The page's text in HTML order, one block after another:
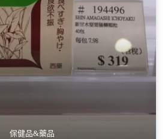
保健品&藥品